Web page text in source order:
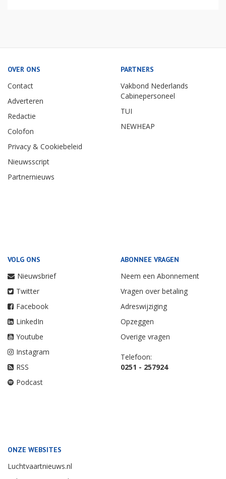
OVER ONS
Contact
Adverteren
Redactie
Colofon
Privacy & Cookiebeleid
Nieuwsscript
Partnernieuws
PARTNERS
Vakbond Nederlands
Cabinepersoneel
TUI
NEWHEAP
VOLG ONS
Nieuwsbrief
Twitter
Facebook
LinkedIn
Youtube
Instagram
RSS
Podcast
ABONNEE VRAGEN
Neem een Abonnement
Vragen over betaling
Adreswijziging
Opzeggen
Overige vragen
Telefoon:
0251 - 257924
ONZE WEBSITES
Luchtvaartnieuws.nl